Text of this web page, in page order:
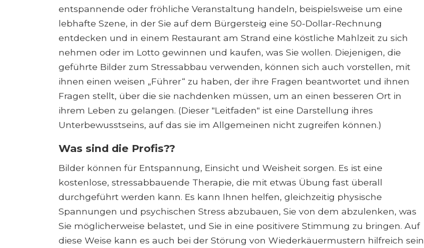
entspannende oder fröhliche Veranstaltung handeln, beispielsweise um eine
lebhafte Szene, in der Sie auf dem Bürgersteig eine 50-Dollar-Rechnung
entdecken und in einem Restaurant am Strand eine köstliche Mahlzeit zu sich
nehmen oder im Lotto gewinnen und kaufen, was Sie wollen. Diejenigen, die
geführte Bilder zum Stressabbau verwenden, können sich auch vorstellen, mit
ihnen einen weisen „Führer“ zu haben, der ihre Fragen beantwortet und ihnen
Fragen stellt, über die sie nachdenken müssen, um an einen besseren Ort in
ihrem Leben zu gelangen. (Dieser "Leitfaden" ist eine Darstellung ihres
Unterbewusstseins, auf das sie im Allgemeinen nicht zugreifen können.)
Was sind die Profis??
Bilder können für Entspannung, Einsicht und Weisheit sorgen. Es ist eine
kostenlose, stressabbauende Therapie, die mit etwas Übung fast überall
durchgeführt werden kann. Es kann Ihnen helfen, gleichzeitig physische
Spannungen und psychischen Stress abzubauen, Sie von dem abzulenken, was
Sie möglicherweise belastet, und Sie in eine positivere Stimmung zu bringen. Auf
diese Weise kann es auch bei der Störung von Wiederkäuermustern hilfreich sein